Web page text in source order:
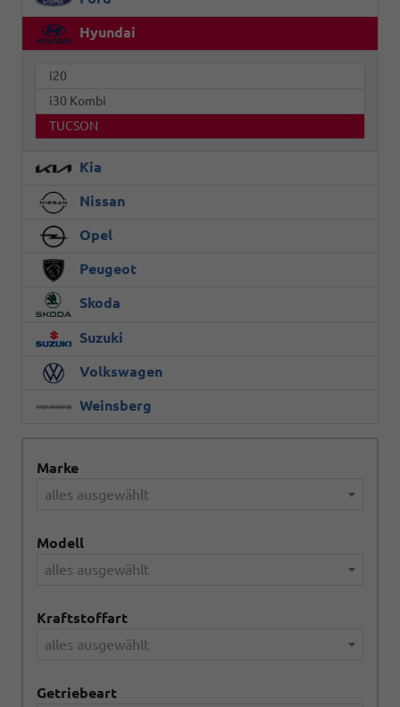
Hyundai
i20
i30 Kombi
TUCSON
Kia
Nissan
Opel
Peugeot
Skoda
Suzuki
Volkswagen
Weinsberg
Marke
alles ausgewählt
Modell
alles ausgewählt
Kraftstoffart
alles ausgewählt
Getriebeart